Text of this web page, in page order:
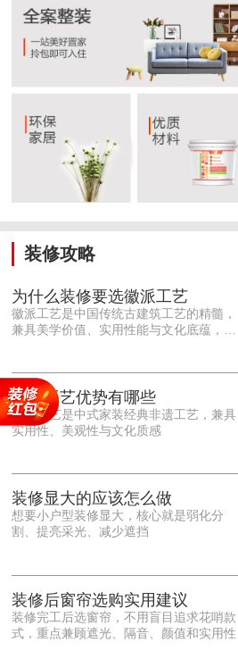
装修攻略
为什么装修要选徽派工艺
徽派工艺是中国传统古建筑工艺的精髓，
兼具美学价值、实用性能与文化底蕴，优
雕细琢的砖、木、石雕为特色，线条古朴
大气，意境悠远，自带东方中式雅致韵
味，耐看且不易过时。<o:p></o:p> 在工
艺品质上，徽派工艺遵循古法匠心工序，
保耐用，抗风化、耐腐蚀，使用
徽派工艺优势有哪些
徽派工艺是中式家装经典非遗工艺，兼具
实用性、美观性与文化质感
装修显大的应该怎么做
想要小户型装修显大，核心就是弱化分
割、提亮采光、减少遮挡
装修后窗帘选购实用建议
装修完工后选窗帘，不用盲目追求花哨款
式，重点兼顾遮光、隔音、颜值和实用性